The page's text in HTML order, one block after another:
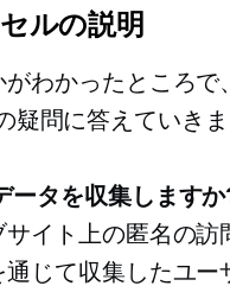
ルの説明
わかったところで
問に答えていきま
ータを収集しますか
イト上の匿名の訪
じて収集したユー